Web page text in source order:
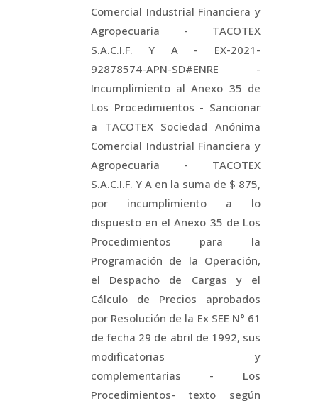
Comercial Industrial Financiera y
Agropecuaria - TACOTEX
S.A.C.I.F. Y A - EX-2021-
92878574-APN-SD#ENRE -
Incumplimiento al Anexo 35 de
Los Procedimientos - Sancionar
a TACOTEX Sociedad Anónima
Comercial Industrial Financiera y
Agropecuaria - TACOTEX
S.A.C.I.F. Y A en la suma de $ 875,
por incumplimiento a lo
dispuesto en el Anexo 35 de Los
Procedimientos para la
Programación de la Operación,
el Despacho de Cargas y el
Cálculo de Precios aprobados
por Resolución de la Ex SEE N° 61
de fecha 29 de abril de 1992, sus
modificatorias y
complementarias - Los
Procedimientos- texto según